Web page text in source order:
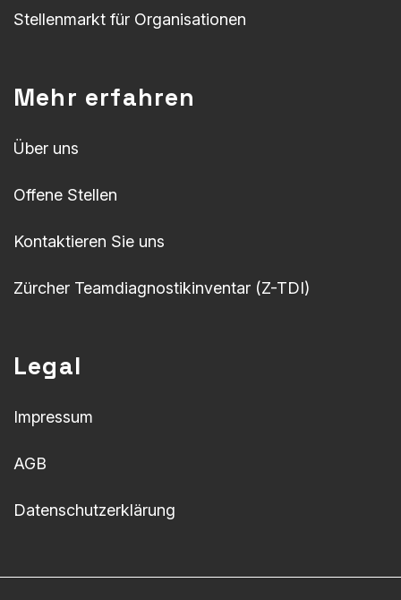
Stellenmarkt für Organisationen
Mehr erfahren
Über uns
Offene Stellen
Kontaktieren Sie uns
Zürcher Teamdiagnostikinventar (Z-TDI)
Legal
Impressum
AGB
Datenschutzerklärung